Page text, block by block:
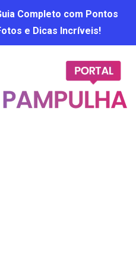
Completo com Pontos
e Dicas Incríveis!